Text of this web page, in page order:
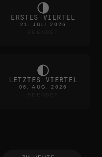
ERSTES VIERTEL
21. JULI 2026
LETZTES VIERTEL
06. AUG. 2026